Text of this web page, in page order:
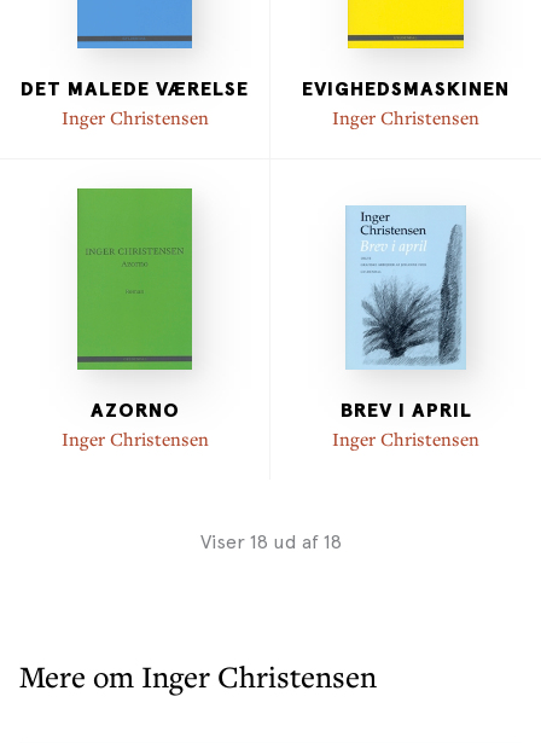
DET MALEDE VÆRELSE
Inger Christensen
EVIGHEDSMASKINEN
Inger Christensen
AZORNO
Inger Christensen
BREV I APRIL
Inger Christensen
Viser 18 ud af 18
Mere om Inger Christensen